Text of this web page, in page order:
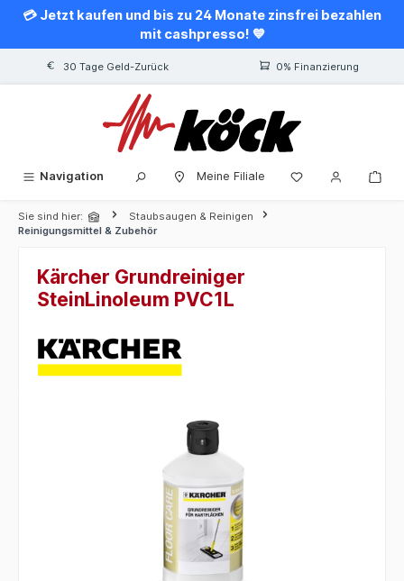
springen
💳 Jetzt kaufen und bis zu 24 Monate zinsfrei bezahlen
mit cashpresso! 💙
30 Tage Geld-Zurück 0% Finanzierung
Navigation Meine Filiale
Sie sind hier:
Staubsaugen & Reinigen
Reinigungsmittel & Zubehör
Kärcher Grundreiniger
SteinLinoleum PVC1L